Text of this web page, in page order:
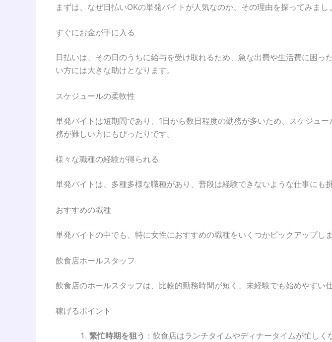
まずは、なぜ日払いOKの単発バイトが人気なのか、その理由を探ってみま
すぐにお金が手に入る
日払いは、その日のうちに給与を受け取れるため、急な出費や生活費に困
い方には大きな助けとなります。
スケジュールの柔軟性
単発バイトは短期間であり、1日から数日程度の勤務が多いため、スケジュ
務が難しい方にもぴったりです。
様々な職種の経験が得られる
単発バイトは、多種多様な職種があり、普段は経験できないような仕事にも
おすすめの職種
単発バイトの中でも、特に女性におすすめの職種をいくつかピックアップし
飲食店ホールスタッフ
飲食店のホールスタッフは、比較的勤務時間が短く、未経験でも始めやすい
稼げるポイント
繁忙時期を狙う ：飲食店はランチタイムやディナータイムが忙し